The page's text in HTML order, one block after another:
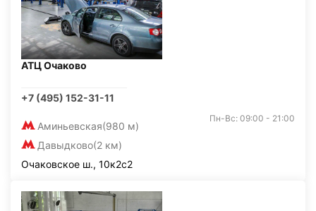
АТЦ Очаково
+7 (495) 152-31-11
Аминьевская(980 м)
Давыдково(2 км)
Пн-Вс: 09:00 - 21:00
Очаковское ш., 10к2с2